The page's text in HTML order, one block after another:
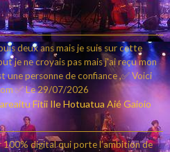
deux ans mais je suis sur cette
je ne croyais pas mais j'ai reçu mon
une personne de confiance ,✅ Voici
✅Le 29/07/2026
Fitii Ile Hotuatua Aié Gaioio
digital qui porte l’ambition de